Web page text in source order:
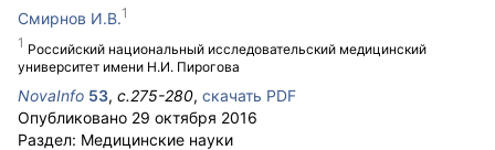
Смирнов И.В.
Российский национальный исследовательский медицинский
университет имени Н.И. Пирогова
NovaInfo 53, с.275-280, скачать PDF
Опубликовано 29 октября 2016
Раздел: Медицинские науки